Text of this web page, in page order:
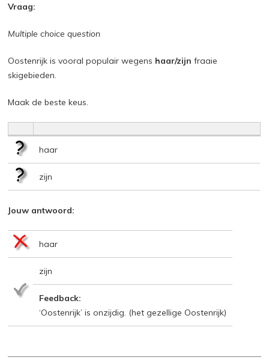
Vraag:
Multiple choice question
Oostenrijk is vooral populair wegens haar/zijn fraaie
skigebieden.
Maak de beste keus.
haar
zijn
Jouw antwoord:
haar
zijn
Feedback:
‘Oostenrijk’ is onzijdig. (het gezellige Oostenrijk)